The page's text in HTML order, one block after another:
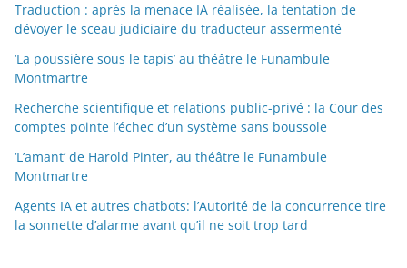
Traduction : après la menace IA réalisée, la tentation de
dévoyer le sceau judiciaire du traducteur assermenté
‘La poussière sous le tapis’ au théâtre le Funambule
Montmartre
Recherche scientifique et relations public-privé : la Cour des
comptes pointe l’échec d’un système sans boussole
‘L’amant’ de Harold Pinter, au théâtre le Funambule
Montmartre
Agents IA et autres chatbots: l’Autorité de la concurrence tire
la sonnette d’alarme avant qu’il ne soit trop tard